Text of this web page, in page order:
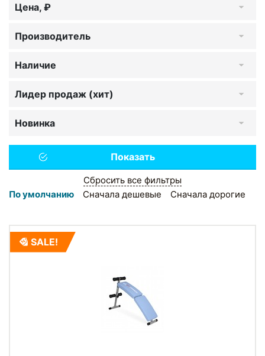
Цена, ₽
Производитель
Наличие
Лидер продаж (хит)
Новинка
Сбросить все фильтры
По умолчанию
Сначала дешевые Сначала дорогие
SALE!